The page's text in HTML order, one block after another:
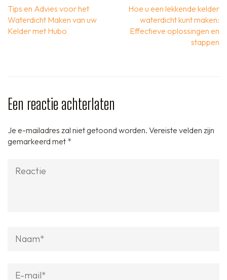
Berichtnavigatie
Tips en Advies voor het
Waterdicht Maken van uw
Kelder met Hubo
Hoe u een lekkende kelder
waterdicht kunt maken:
Effectieve oplossingen en
stappen
Een reactie achterlaten
Je e-mailadres zal niet getoond worden. Vereiste velden zijn
gemarkeerd met *